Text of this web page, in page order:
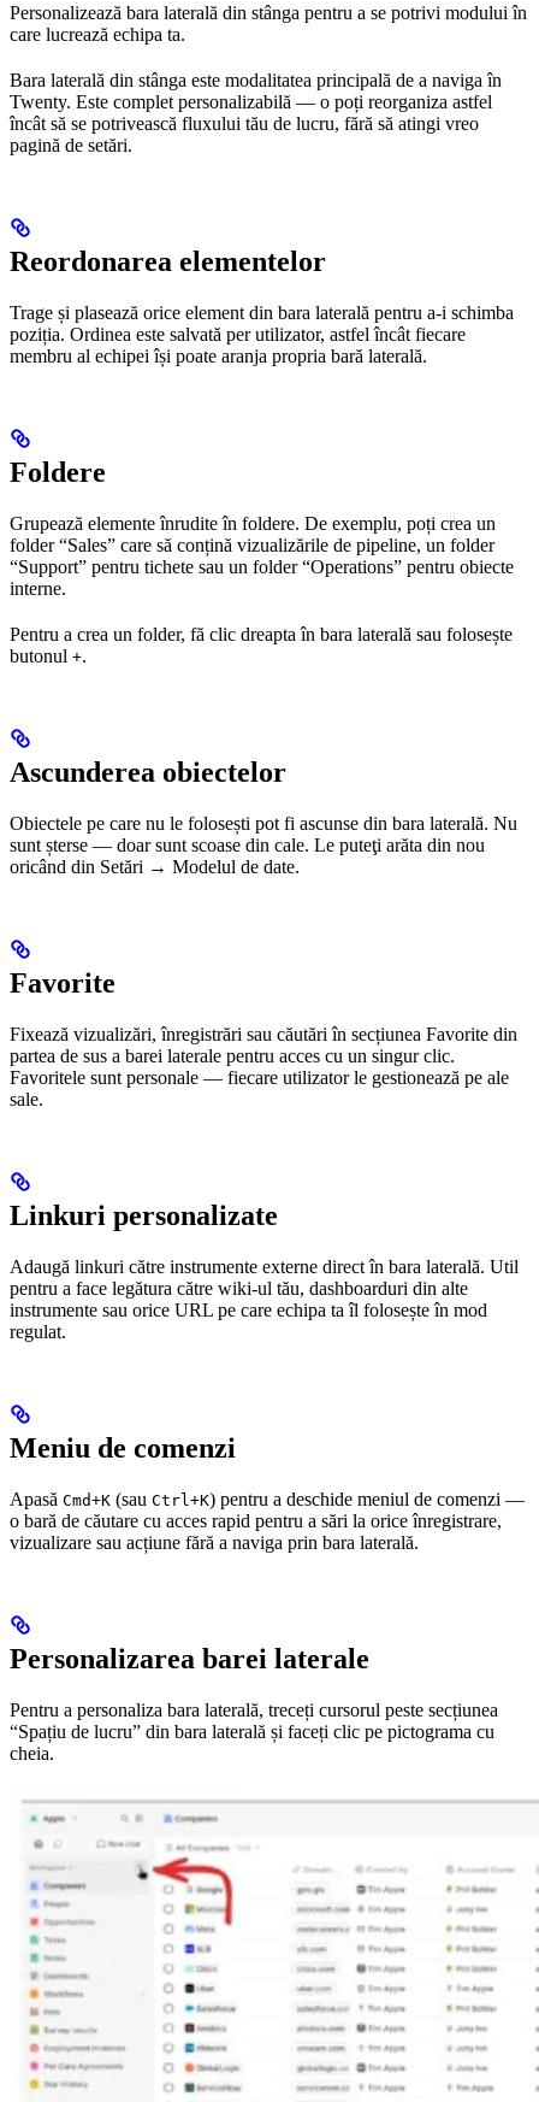
Personalizează bara laterală din stânga pentru a se potrivi modului în
care lucrează echipa ta.
Bara laterală din stânga este modalitatea principală de a naviga în
Twenty. Este complet personalizabilă — o poți reorganiza astfel
încât să se potrivească fluxului tău de lucru, fără să atingi vreo
pagină de setări.
Reordonarea elementelor
Trage și plasează orice element din bara laterală pentru a-i schimba
poziția. Ordinea este salvată per utilizator, astfel încât fiecare
membru al echipei își poate aranja propria bară laterală.
Foldere
Grupează elemente înrudite în foldere. De exemplu, poți crea un
folder “Sales” care să conțină vizualizările de pipeline, un folder
“Support” pentru tichete sau un folder “Operations” pentru obiecte
interne.
Pentru a crea un folder, fă clic dreapta în bara laterală sau folosește
butonul +.
Ascunderea obiectelor
Obiectele pe care nu le folosești pot fi ascunse din bara laterală. Nu
sunt șterse — doar sunt scoase din cale. Le puteţi arăta din nou
oricând din Setări → Modelul de date.
Favorite
Fixează vizualizări, înregistrări sau căutări în secțiunea Favorite din
partea de sus a barei laterale pentru acces cu un singur clic.
Favoritele sunt personale — fiecare utilizator le gestionează pe ale
sale.
Linkuri personalizate
Adaugă linkuri către instrumente externe direct în bara laterală. Util
pentru a face legătura către wiki-ul tău, dashboarduri din alte
instrumente sau orice URL pe care echipa ta îl folosește în mod
regulat.
Meniu de comenzi
Apasă Cmd+K (sau Ctrl+K) pentru a deschide meniul de comenzi —
o bară de căutare cu acces rapid pentru a sări la orice înregistrare,
vizualizare sau acțiune fără a naviga prin bara laterală.
Personalizarea barei laterale
Pentru a personaliza bara laterală, treceți cursorul peste secțiunea
“Spațiu de lucru” din bara laterală și faceți clic pe pictograma cu
cheia.